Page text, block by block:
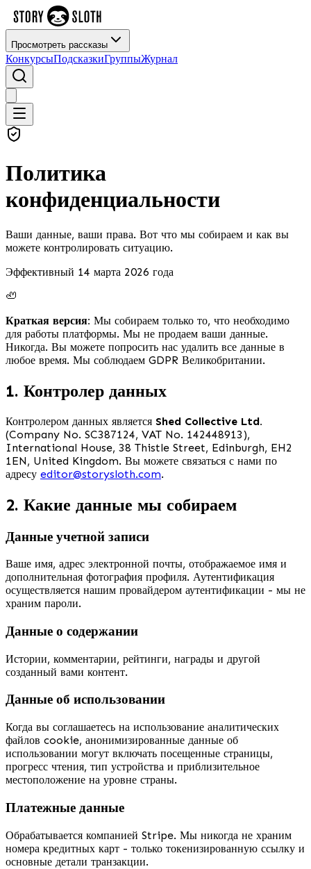
Просмотреть рассказы
КонкурсыПодсказкиГруппыЖурнал
Политика
конфиденциальности
Ваши данные, ваши права. Вот что мы собираем и как вы
можете контролировать ситуацию.
Эффективный 14 марта 2026 года
🦥
Краткая версия: Мы собираем только то, что необходимо
для работы платформы. Мы не продаем ваши данные.
Никогда. Вы можете попросить нас удалить все данные в
любое время. Мы соблюдаем GDPR Великобритании.
1. Контролер данных
Контролером данных является Shed Collective Ltd.
(Company No. SC387124, VAT No. 142448913),
International House, 38 Thistle Street, Edinburgh, EH2
1EN, United Kingdom. Вы можете связаться с нами по
адресу editor@storysloth.com.
2. Какие данные мы собираем
Данные учетной записи
Ваше имя, адрес электронной почты, отображаемое имя и
дополнительная фотография профиля. Аутентификация
осуществляется нашим провайдером аутентификации - мы не
храним пароли.
Данные о содержании
Истории, комментарии, рейтинги, награды и другой
созданный вами контент.
Данные об использовании
Когда вы соглашаетесь на использование аналитических
файлов cookie, анонимизированные данные об
использовании могут включать посещенные страницы,
прогресс чтения, тип устройства и приблизительное
местоположение на уровне страны.
Платежные данные
Обрабатывается компанией Stripe. Мы никогда не храним
номера кредитных карт - только токенизированную ссылку и
основные детали транзакции.